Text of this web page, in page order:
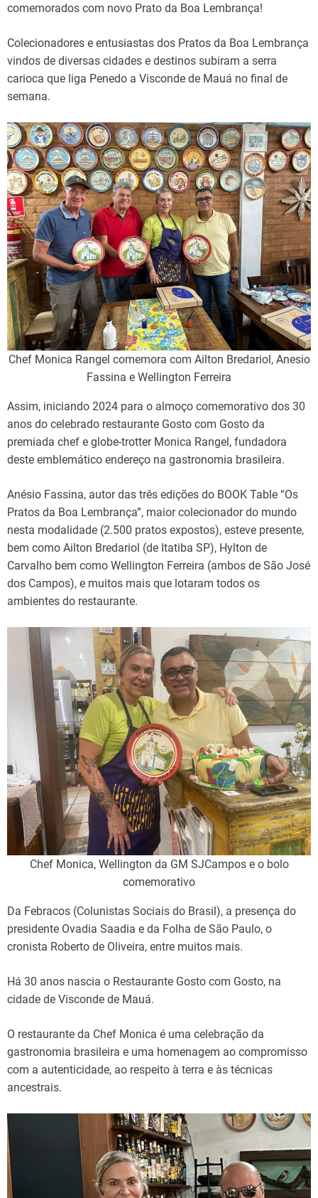
comemorados com novo Prato da Boa Lembrança!
Colecionadores e entusiastas dos Pratos da Boa Lembrança
vindos de diversas cidades e destinos subiram a serra
carioca que liga Penedo a Visconde de Mauá no final de
semana.
Chef Monica Rangel comemora com Ailton Bredariol, Anesio
Fassina e Wellington Ferreira
Assim, iniciando 2024 para o almoço comemorativo dos 30
anos do celebrado restaurante Gosto com Gosto da
premiada chef e globe-trotter Monica Rangel, fundadora
deste emblemático endereço na gastronomia brasileira.
Anésio Fassina, autor das três edições do BOOK Table “Os
Pratos da Boa Lembrança”, maior colecionador do mundo
nesta modalidade (2.500 pratos expostos), esteve presente,
bem como Ailton Bredariol (de Itatiba SP), Hylton de
Carvalho bem como Wellington Ferreira (ambos de São José
dos Campos), e muitos mais que lotaram todos os
ambientes do restaurante.
Chef Monica, Wellington da GM SJCampos e o bolo
comemorativo
Da Febracos (Colunistas Sociais do Brasil), a presença do
presidente Ovadia Saadia e da Folha de São Paulo, o
cronista Roberto de Oliveira, entre muitos mais.
Há 30 anos nascia o Restaurante Gosto com Gosto, na
cidade de Visconde de Mauá.
O restaurante da Chef Monica é uma celebração da
gastronomia brasileira e uma homenagem ao compromisso
com a autenticidade, ao respeito à terra e às técnicas
ancestrais.